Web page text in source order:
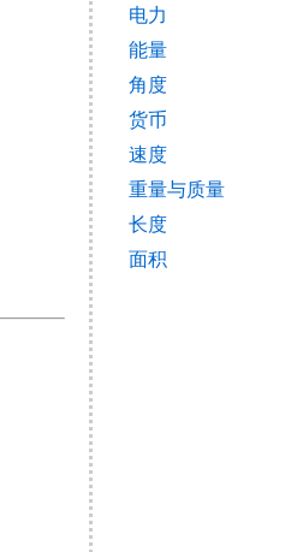
电力
能量
角度
货币
速度
重量与质量
长度
面积